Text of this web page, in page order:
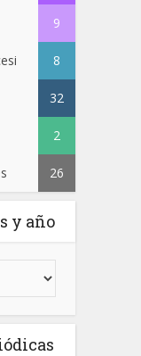
9
8
32
2
26
y año